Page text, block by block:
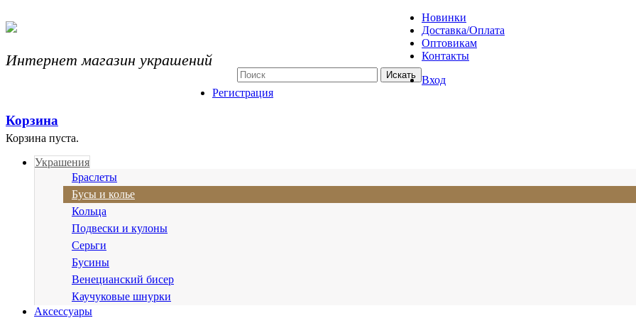
Интернет магазин украшений
Новинки
Доставка/Оплата
Оптовикам
Контакты
Вход
Регистрация
Корзина
Корзина пуста.
Украшения
Браслеты
Бусы и колье
Кольца
Подвески и кулоны
Серьги
Бусины
Венецианский бисер
Каучуковые шнурки
Аксессуары